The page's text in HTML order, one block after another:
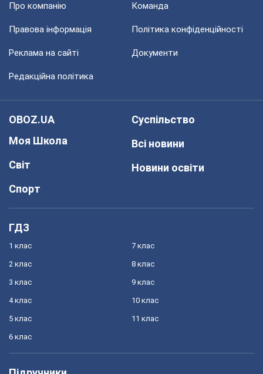
Про компанію Команда
Правова інформація Політика конфіденційності
Реклама на сайті Документи
Редакційна політика
OBOZ.UA
Моя Школа
Світ
Спорт
Суспільство
Всі новини
Новини освіти
ГДЗ
1 клас
2 клас
3 клас
4 клас
5 клас
6 клас
7 клас
8 клас
9 клас
10 клас
11 клас